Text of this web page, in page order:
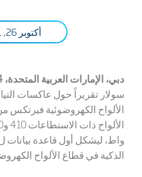
أكتوبر 26, 2021
دبي، الإمارات العربية المتحدة،
سولار تقريراً حول عاكسات
الألواح الكهروضوئية فيرتكس
واط، ليشكل أول قاعدة بيانات
الذكية في قطاع الألواح